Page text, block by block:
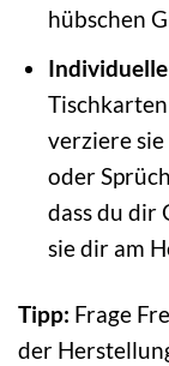
hübschen
verziere
oder
dass du dir
sie dir am
Tipp: Frage
der